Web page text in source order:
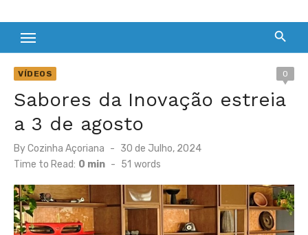
VÍDEOS 0
Sabores da Inovação estreia
a 3 de agosto
ByCozinha Açoriana
Posted
on
30 de Julho, 2024
Time to Read: 0 min - 51 words